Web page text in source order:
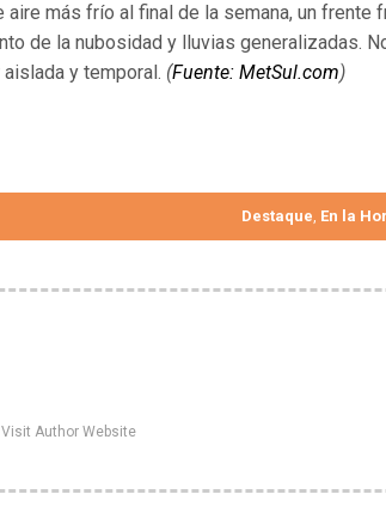
aire más frío al final de la semana, un frente
de la nubosidad y lluvias generalizadas.
y temporal. (Fuente: MetSul.com)
Destaque, En la
Visit Author Website